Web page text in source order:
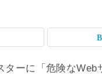
ターに「危険な